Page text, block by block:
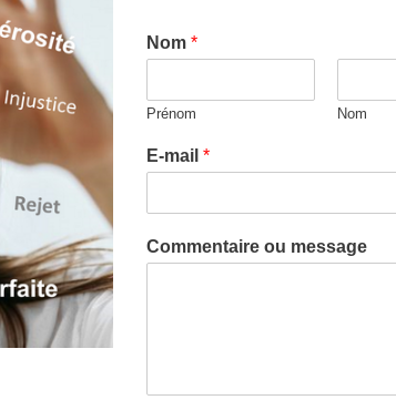
Nom *
Prénom Nom
E-mail *
Commentaire ou message